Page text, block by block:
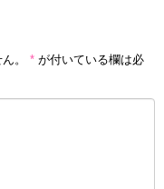
。 * が付いている欄は必